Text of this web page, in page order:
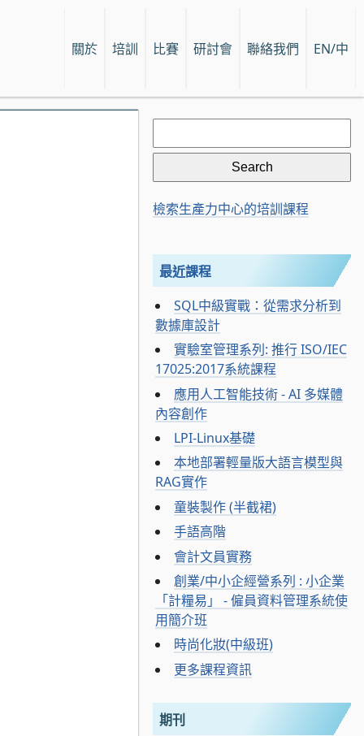
關於 培訓 比賽 研討會 聯絡我們 EN/中
Search
for:
檢索生產力中心的培訓課程
最近課程
SQL中級實戰：從需求分析到
數據庫設計
實驗室管理系列: 推行 ISO/IEC
17025:2017系統課程
應用人工智能技術 - AI 多媒體
內容創作
LPI-Linux基礎
本地部署輕量版大語言模型與
RAG實作
童裝製作 (半截裙)
手語高階
會計文員實務
創業/中小企經營系列 : 小企業
「計糧易」 - 僱員資料管理系統使
用簡介班
時尚化妝(中級班)
更多課程資訊
期刊